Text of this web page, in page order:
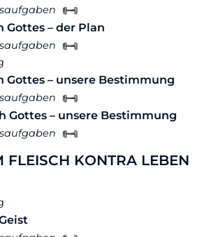
Gottes – der Plan
Gottes – unsere Bestimmung
Gottes – unsere Bestimmung
FLEISCH KONTRA LEBEN